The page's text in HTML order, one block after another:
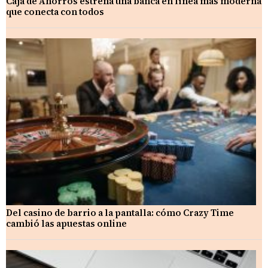
que conecta con todos
Del casino de barrio a la pantalla: cómo Crazy Time
cambió las apuestas online